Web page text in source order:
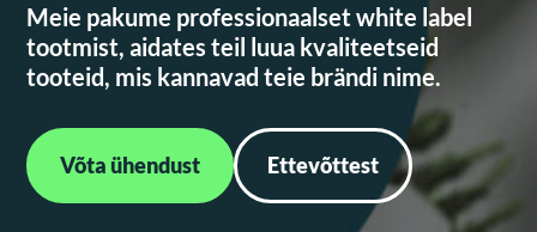
Meie pakume professionaalset white label
tootmist, aidates teil luua kvaliteetseid
tooteid, mis kannavad teie brändi nime.
Võta ühendust Ettevõttest